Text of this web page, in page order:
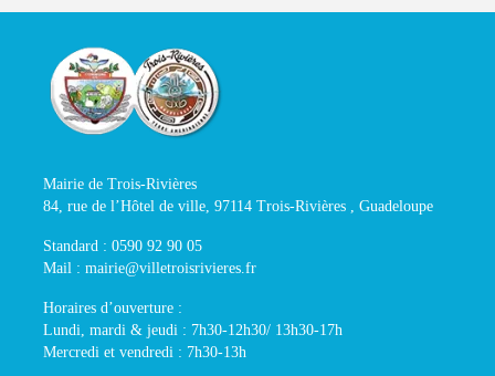
Mairie de Trois-Rivières
84, rue de l’Hôtel de ville, 97114 Trois-Rivières , Guadeloupe
Standard : 0590 92 90 05
Mail : mairie@villetroisrivieres.fr
Horaires d’ouverture :
Lundi, mardi & jeudi : 7h30-12h30/ 13h30-17h
Mercredi et vendredi : 7h30-13h